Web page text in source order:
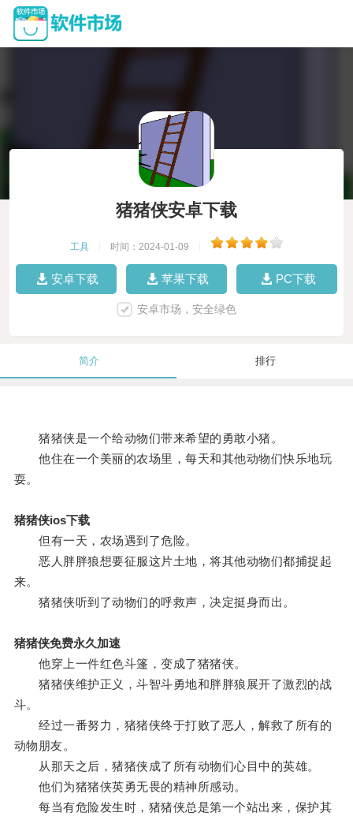
猪猪侠安卓下载
工具 时间：2024-01-09
安卓下载 苹果下载 PC下载
安卓市场，安全绿色
简介 排行
猪猪侠是一个给动物们带来希望的勇敢小猪。
他住在一个美丽的农场里，每天和其他动物们快乐地玩
耍。
猪猪侠ios下载
但有一天，农场遇到了危险。
恶人胖胖狼想要征服这片土地，将其他动物们都捕捉起
来。
猪猪侠听到了动物们的呼救声，决定挺身而出。
猪猪侠免费永久加速
他穿上一件红色斗篷，变成了猪猪侠。
猪猪侠维护正义，斗智斗勇地和胖胖狼展开了激烈的战
斗。
经过一番努力，猪猪侠终于打败了恶人，解救了所有的
动物朋友。
从那天之后，猪猪侠成了所有动物们心目中的英雄。
他们为猪猪侠英勇无畏的精神所感动。
每当有危险发生时，猪猪侠总是第一个站出来，保护其